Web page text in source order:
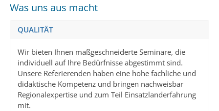
Was uns aus macht
QUALITÄT
Wir bieten Ihnen maßgeschneiderte Seminare, die
individuell auf Ihre Bedürfnisse abgestimmt sind.
Unsere Referierenden haben eine hohe fachliche und
didaktische Kompetenz und bringen nachweisbar
Regionalexpertise und zum Teil Einsatzlanderfahrung
mit.